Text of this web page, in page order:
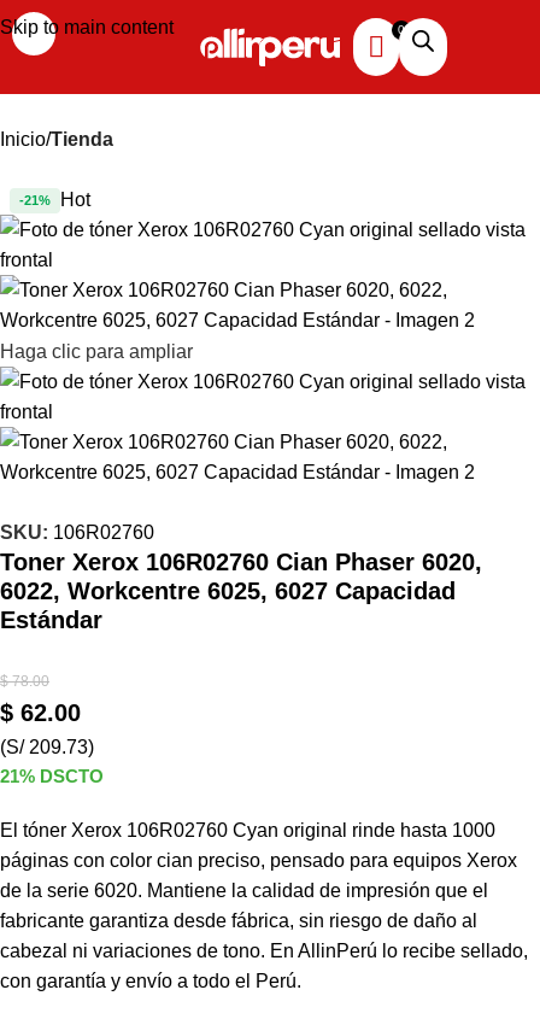
Skip to main content
Inicio Tienda
-21% Hot
Haga clic para ampliar
SKU: 106R02760
Toner Xerox 106R02760 Cian Phaser 6020,
6022, Workcentre 6025, 6027 Capacidad
Estándar
$78.00
$ 62.00
(S/ 209.73)
21% DSCTO
El tóner Xerox 106R02760 Cyan original rinde hasta 1000
páginas con color cian preciso, pensado para equipos Xerox
de la serie 6020. Mantiene la calidad de impresión que el
fabricante garantiza desde fábrica, sin riesgo de daño al
cabezal ni variaciones de tono. En AllinPerú lo recibe sellado,
con garantía y envío a todo el Perú.